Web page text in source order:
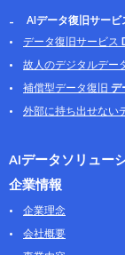
AIデータ復旧サービ
データ復旧サービス
故人のデジタルデー
補償型データ復旧 デ
外部に持ち出せない
AIデータソリュー
企業情報
企業理念
会社概要